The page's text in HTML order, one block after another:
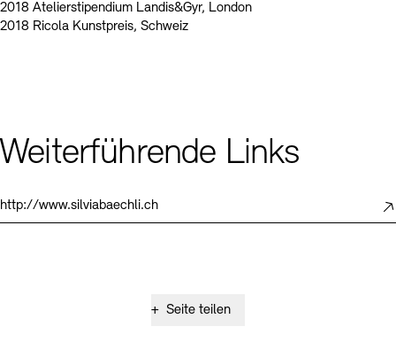
2018 Atelierstipendium Landis&Gyr, London
2018 Ricola Kunstpreis, Schweiz
Weiterführende Links
http://www.silviabaechli.ch
+ Seite teilen